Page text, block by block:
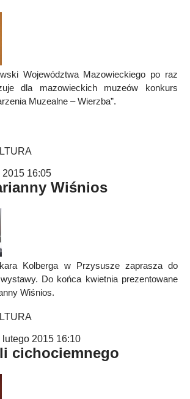
Województwa Mazowieckiego po raz
dla mazowieckich muzeów konkurs
Muzealne – Wierzba”.
2015 16:05
Wiśnios
Kolberga w Przysusze zaprasza do
Do końca kwietnia prezentowane
Wiśnios.
lutego 2015 16:10
cichociemnego